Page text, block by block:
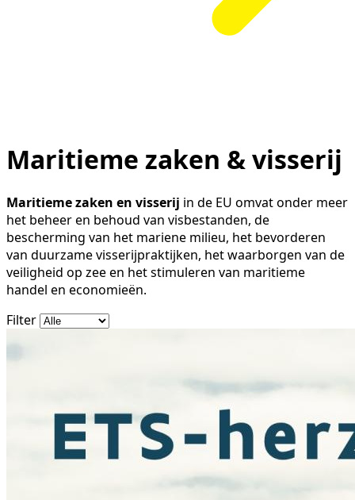
Maritieme zaken & visserij
Maritieme zaken en visserij in de EU omvat onder meer
het beheer en behoud van visbestanden, de
bescherming van het mariene milieu, het bevorderen
van duurzame visserijpraktijken, het waarborgen van de
veiligheid op zee en het stimuleren van maritieme
handel en economieën.
Filter